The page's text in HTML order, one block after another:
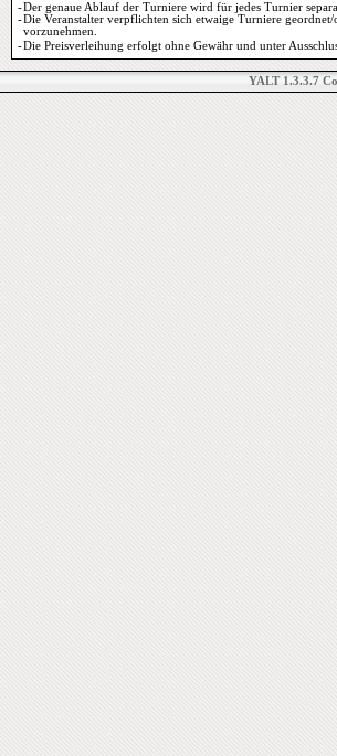
-Der genaue Ablauf der Turniere wird für jedes Turnier
-Die Veranstalter verpflichten sich etwaige Turniere
vorzunehmen.
-Die Preisverleihung erfolgt ohne Gewähr und unter
YALT 1.3.3.7